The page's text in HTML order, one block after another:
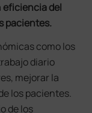
eficiencia del
pacientes.
como los
diario
mejorar la
los pacientes.
de los